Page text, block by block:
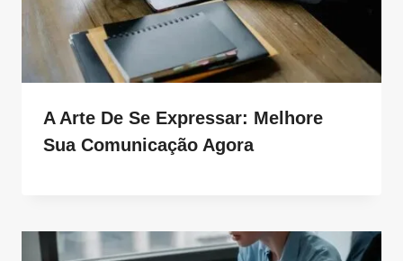
A Arte De Se Expressar: Melhore
Sua Comunicação Agora